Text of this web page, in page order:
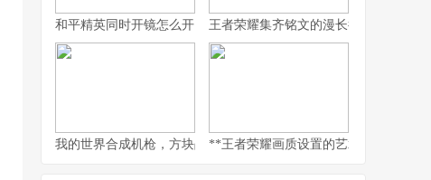
和平精英同时开镜怎么开，高手进阶的战术密钥
王者荣耀集齐铭文的漫长征途，一位资
我的世界合成机枪，方块战场火力美学，副标题，当红石科技邂逅
**王者荣耀画质设置的艺术，副标题为